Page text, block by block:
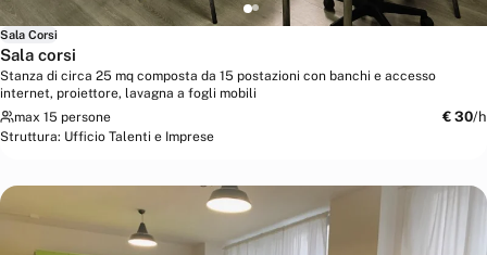
Sala Corsi
Sala corsi
Stanza di circa 25 mq composta da 15 postazioni con banchi e accesso
internet, proiettore, lavagna a fogli mobili
max 15 persone
€ 30/h
Struttura: Ufficio Talenti e Imprese